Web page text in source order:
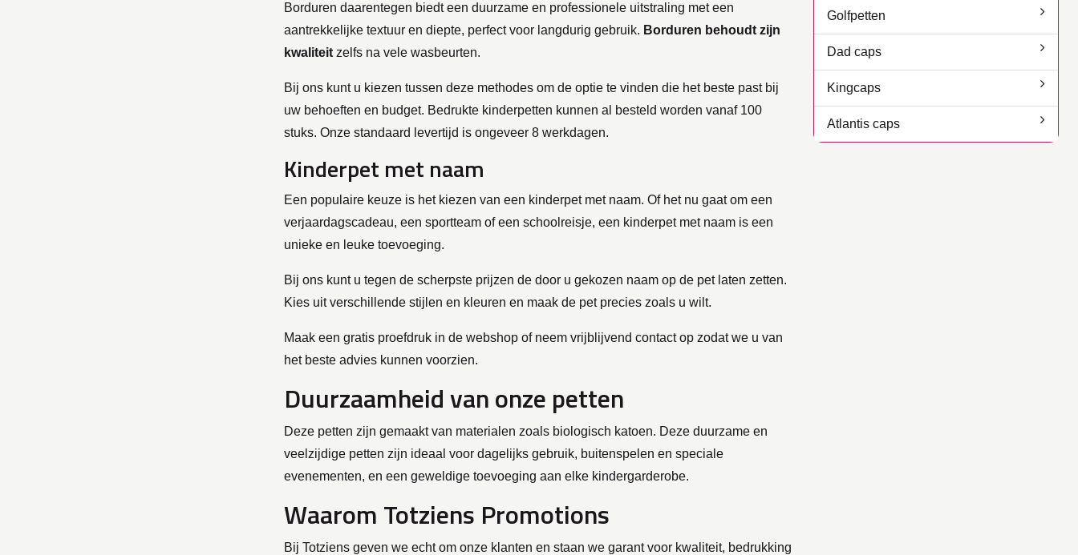
Borduren daarentegen biedt een duurzame en professionele uitstraling met een
aantrekkelijke textuur en diepte, perfect voor langdurig gebruik. Borduren behoudt zijn
kwaliteit zelfs na vele wasbeurten.
Bij ons kunt u kiezen tussen deze methodes om de optie te vinden die het beste past bij
uw behoeften en budget. Bedrukte kinderpetten kunnen al besteld worden vanaf 100
stuks. Onze standaard levertijd is ongeveer 8 werkdagen.
Kinderpet met naam
Een populaire keuze is het kiezen van een kinderpet met naam. Of het nu gaat om een
verjaardagscadeau, een sportteam of een schoolreisje, een kinderpet met naam is een
unieke en leuke toevoeging.
Bij ons kunt u tegen de scherpste prijzen de door u gekozen naam op de pet laten zetten.
Kies uit verschillende stijlen en kleuren en maak de pet precies zoals u wilt.
Maak een gratis proefdruk in de webshop of neem vrijblijvend contact op zodat we u van
het beste advies kunnen voorzien.
Duurzaamheid van onze petten
Deze petten zijn gemaakt van materialen zoals biologisch katoen. Deze duurzame en
veelzijdige petten zijn ideaal voor dagelijks gebruik, buitenspelen en speciale
evenementen, en een geweldige toevoeging aan elke kindergarderobe.
Waarom Totziens Promotions
Bij Totziens geven we echt om onze klanten en staan we garant voor kwaliteit, bedrukking
Golfpetten
Dad caps
Kingcaps
Atlantis caps